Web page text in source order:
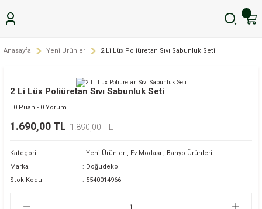
Anasayfa Yeni Ürünler 2 Li Lüx Poliüretan Sıvı Sabunluk Seti
2 Li Lüx Poliüretan Sıvı Sabunluk Seti
0 Puan - 0 Yorum
1.690,00 TL 1.890,00 TL
Kategori Yeni Ürünler , Ev Modası , Banyo Ürünleri
Marka
Doğudeko
Stok Kodu
5540014966